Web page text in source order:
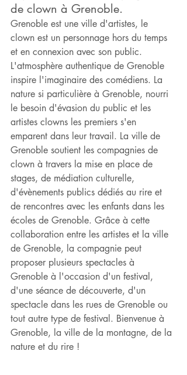
de clown à Grenoble.
Grenoble est une ville d'artistes, le
clown est un personnage hors du temps
et en connexion avec son public.
L'atmosphère authentique de Grenoble
inspire l'imaginaire des comédiens. La
nature si particulière à Grenoble, nourri
le besoin d'évasion du public et les
artistes clowns les premiers s'en
emparent dans leur travail. La ville de
Grenoble soutient les compagnies de
clown à travers la mise en place de
stages, de médiation culturelle,
d'évènements publics dédiés au rire et
de rencontres avec les enfants dans les
écoles de Grenoble. Grâce à cette
collaboration entre les artistes et la ville
de Grenoble, la compagnie peut
proposer plusieurs spectacles à
Grenoble à l'occasion d'un festival,
d'une séance de découverte, d'un
spectacle dans les rues de Grenoble ou
tout autre type de festival. Bienvenue à
Grenoble, la ville de la montagne, de la
nature et du rire !